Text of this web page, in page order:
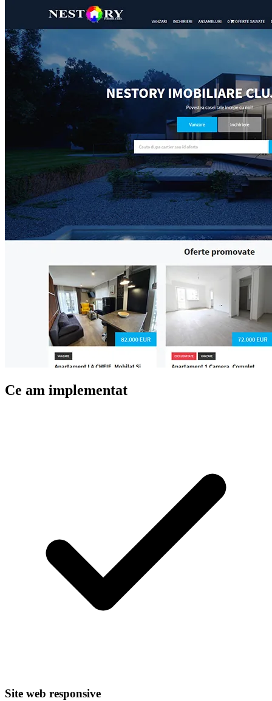
Ce am implementat
Site web responsive